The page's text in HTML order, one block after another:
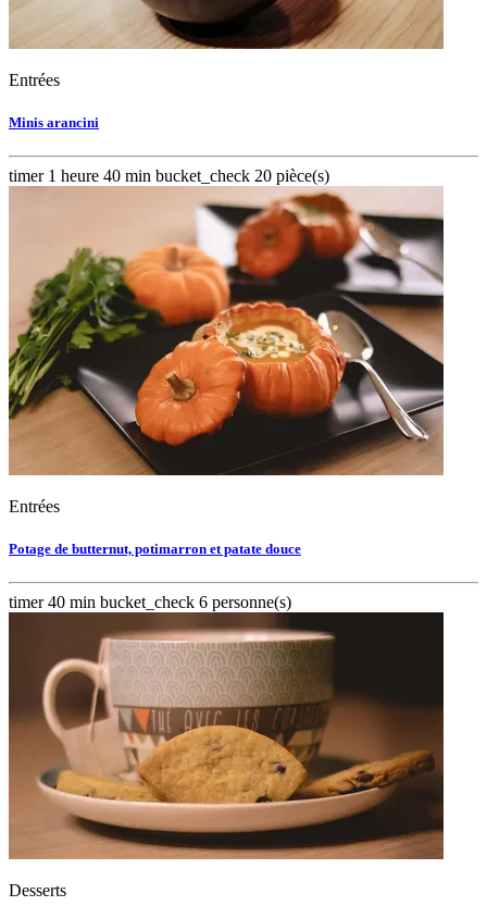
Entrées
Minis arancini
timer1 heure 40 min bucket_check 20 pièce(s)
Entrées
Potage de butternut, potimarron et patate douce
timer40 min bucket_check 6 personne(s)
Desserts